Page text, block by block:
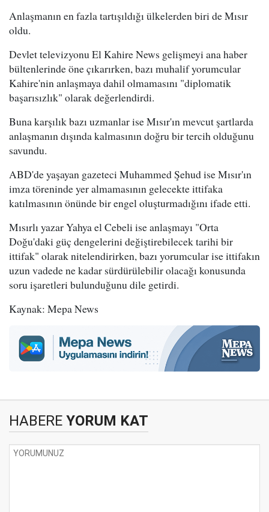
Anlaşmanın en fazla tartışıldığı ülkelerden biri de Mısır
oldu.
Devlet televizyonu El Kahire News gelişmeyi ana haber
bültenlerinde öne çıkarırken, bazı muhalif yorumcular
Kahire'nin anlaşmaya dahil olmamasını "diplomatik
başarısızlık" olarak değerlendirdi.
Buna karşılık bazı uzmanlar ise Mısır'ın mevcut şartlarda
anlaşmanın dışında kalmasının doğru bir tercih olduğunu
savundu.
ABD'de yaşayan gazeteci Muhammed Şehud ise Mısır'ın
imza töreninde yer almamasının gelecekte ittifaka
katılmasının önünde bir engel oluşturmadığını ifade etti.
Mısırlı yazar Yahya el Cebeli ise anlaşmayı "Orta
Doğu'daki güç dengelerini değiştirebilecek tarihi bir
ittifak" olarak nitelendirirken, bazı yorumcular ise ittifakın
uzun vadede ne kadar sürdürülebilir olacağı konusunda
soru işaretleri bulunduğunu dile getirdi.
Kaynak: Mepa News
HABERE YORUM KAT